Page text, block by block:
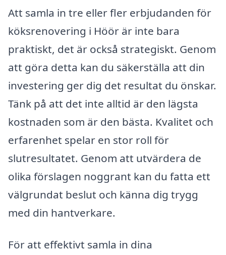
Att samla in tre eller fler erbjudanden för
köksrenovering i Höör är inte bara
praktiskt, det är också strategiskt. Genom
att göra detta kan du säkerställa att din
investering ger dig det resultat du önskar.
Tänk på att det inte alltid är den lägsta
kostnaden som är den bästa. Kvalitet och
erfarenhet spelar en stor roll för
slutresultatet. Genom att utvärdera de
olika förslagen noggrant kan du fatta ett
välgrundat beslut och känna dig trygg
med din hantverkare.
För att effektivt samla in dina